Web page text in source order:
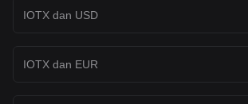
IOTX dan USD
IOTX dan EUR